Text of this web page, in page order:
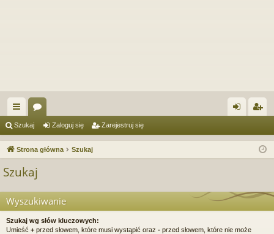
ię
ce
or
a og
ę
ej
j
Szukaj Zaloguj się Zarejestruj się
Strona główna Szukaj
Szukaj
Wyszukiwanie
Szukaj wg słów kluczowych:
Umieść + przed słowem, które musi wystąpić oraz - przed słowem, które nie może